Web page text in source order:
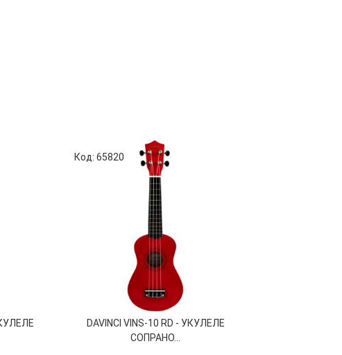
Код: 65820
DAVINCI VINS-10 RD - УКУЛЕЛЕ
СОПРАНО...